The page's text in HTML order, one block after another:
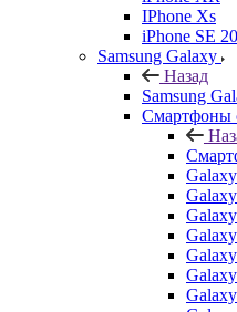
IPhone Xs
iPhone SE
Samsung Galaxy
Назад
Samsung
Смартфоны